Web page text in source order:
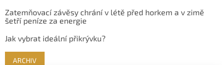
Zatemňovací závěsy chrání v létě před horkem a v zimě
šetří peníze za energie
Jak vybrat ideální přikrývku?
ARCHIV